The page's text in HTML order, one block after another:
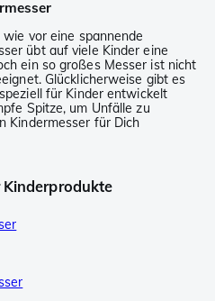
vor eine spannende
übt auf viele Kinder eine
ein so großes Messer ist nicht
Glücklicherweise gibt es
für Kinder entwickelt
Spitze, um Unfälle zu
Kindermesser für Dich
Kinderprodukte